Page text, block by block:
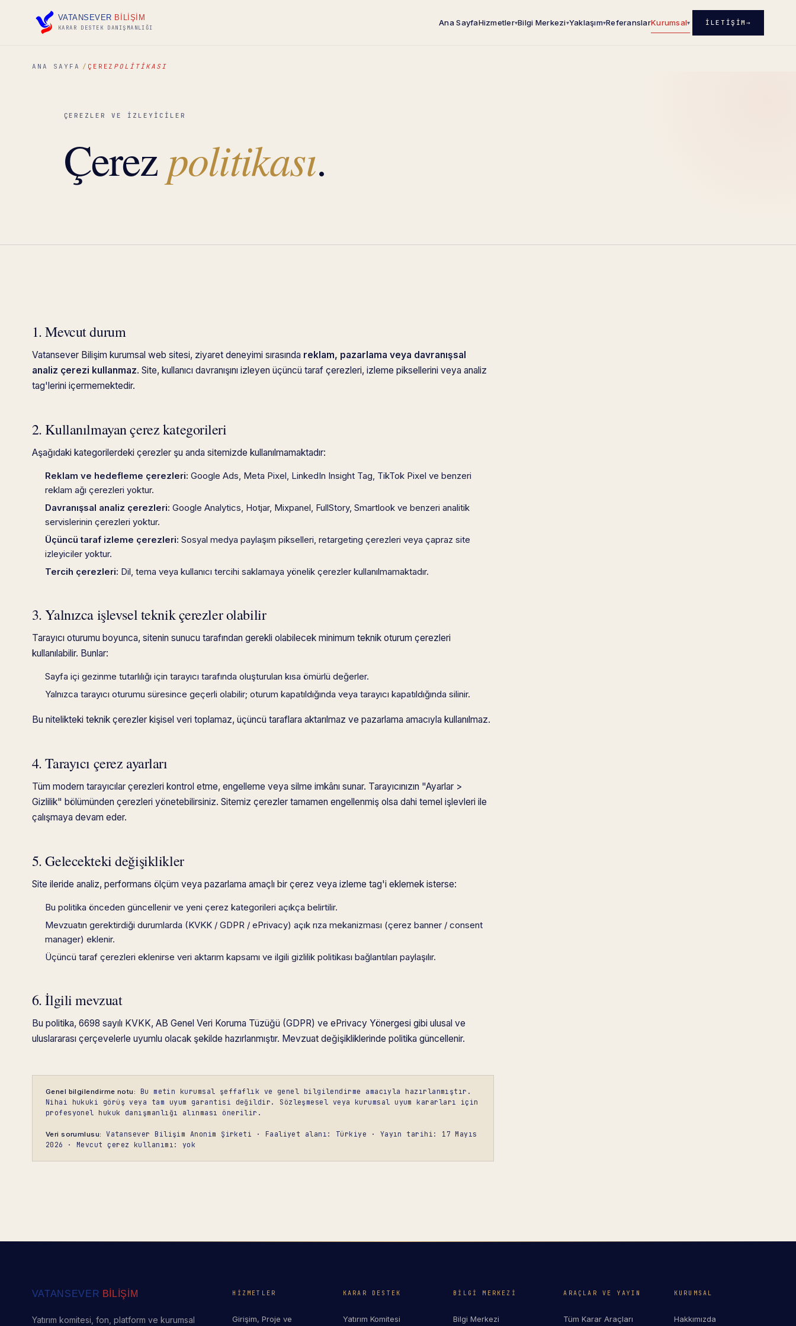
VATANSEVER BİLİŞİM
KARAR DESTEK DANIŞMANLIĞI
Ana SayfaHizmetler▾Bilgi Merkezi▾Yaklaşım▾ReferanslarKurumsal▾ İLETIŞIM →
ANA SAYFA ÇEREZ POLITIKASI
ÇEREZLER VE İZLEYİCİLER
Çerezpolitikası.
1. Mevcut durum
Vatansever Bilişim kurumsal web sitesi, ziyaret deneyimi sırasında reklam, pazarlama veya davranışsal
analiz çerezi kullanmaz. Site, kullanıcı davranışını izleyen üçüncü taraf çerezleri, izleme piksellerini veya analiz
tag'lerini içermemektedir.
2. Kullanılmayan çerez kategorileri
Aşağıdaki kategorilerdeki çerezler şu anda sitemizde kullanılmamaktadır:
Reklam ve hedefleme çerezleri: Google Ads, Meta Pixel, LinkedIn Insight Tag, TikTok Pixel ve benzeri
reklam ağı çerezleri yoktur.
Davranışsal analiz çerezleri: Google Analytics, Hotjar, Mixpanel, FullStory, Smartlook ve benzeri analitik
servislerinin çerezleri yoktur.
Üçüncü taraf izleme çerezleri: Sosyal medya paylaşım pikselleri, retargeting çerezleri veya çapraz site
izleyiciler yoktur.
Tercih çerezleri: Dil, tema veya kullanıcı tercihi saklamaya yönelik çerezler kullanılmamaktadır.
3. Yalnızca işlevsel teknik çerezler olabilir
Tarayıcı oturumu boyunca, sitenin sunucu tarafından gerekli olabilecek minimum teknik oturum çerezleri
kullanılabilir. Bunlar:
Sayfa içi gezinme tutarlılığı için tarayıcı tarafında oluşturulan kısa ömürlü değerler.
Yalnızca tarayıcı oturumu süresince geçerli olabilir; oturum kapatıldığında veya tarayıcı kapatıldığında silinir.
Bu nitelikteki teknik çerezler kişisel veri toplamaz, üçüncü taraflara aktarılmaz ve pazarlama amacıyla kullanılmaz.
4. Tarayıcı çerez ayarları
Tüm modern tarayıcılar çerezleri kontrol etme, engelleme veya silme imkânı sunar. Tarayıcınızın "Ayarlar >
Gizlilik" bölümünden çerezleri yönetebilirsiniz. Sitemiz çerezler tamamen engellenmiş olsa dahi temel işlevleri ile
çalışmaya devam eder.
5. Gelecekteki değişiklikler
Site ileride analiz, performans ölçüm veya pazarlama amaçlı bir çerez veya izleme tag'i eklemek isterse:
Bu politika önceden güncellenir ve yeni çerez kategorileri açıkça belirtilir.
Mevzuatın gerektirdiği durumlarda (KVKK / GDPR / ePrivacy) açık rıza mekanizması (çerez banner / consent
manager) eklenir.
Üçüncü taraf çerezleri eklenirse veri aktarım kapsamı ve ilgili gizlilik politikası bağlantıları paylaşılır.
6. İlgili mevzuat
Bu politika, 6698 sayılı KVKK, AB Genel Veri Koruma Tüzüğü (GDPR) ve ePrivacy Yönergesi gibi ulusal ve
uluslararası çerçevelerle uyumlu olacak şekilde hazırlanmıştır. Mevzuat değişikliklerinde politika güncellenir.
Genel bilgilendirme notu:
Bu metin kurumsal şeffaflık ve genel bilgilendirme amacıyla hazırlanmıştır.
Nihai hukuki görüş veya tam uyum garantisi değildir. Sözleşmesel veya kurumsal uyum kararları için
profesyonel hukuk danışmanlığı alınması önerilir.
Veri sorumlusu:
Vatansever Bilişim Anonim Şirketi · Faaliyet alanı: Türkiye · Yayın tarihi: 17 Mayıs
2026 · Mevcut çerez kullanımı: yok
VATANSEVER BİLİŞİM
Yatırım komitesi, fon, platform ve kurumsal
HIZMETLER
Girişim, Proje ve
KARAR DESTEK
Yatırım Komitesi
BILGI MERKEZI
Bilgi Merkezi
ARAÇLAR VE YAYIN
Tüm Karar Araçları
KURUMSAL
Hakkımızda